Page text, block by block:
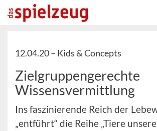
12.04.20 – Kids & Concepts
Zielgruppengerechte
Wissensvermittlung
Ins faszinierende Reich der
„entführt“ die Reihe „Tiere